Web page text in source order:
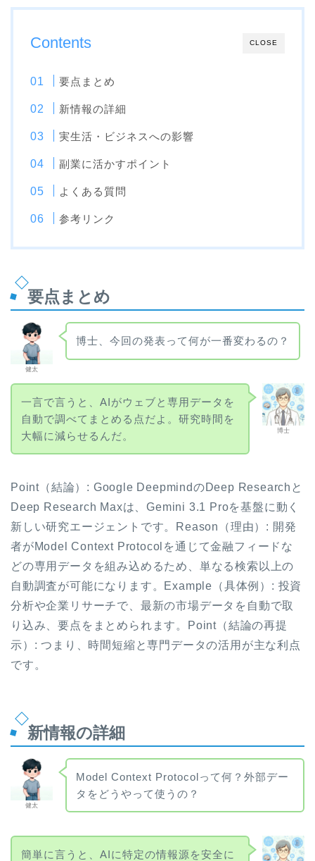
CLOSE
Contents
要点まとめ
新情報の詳細
実生活・ビジネスへの影響
副業に活かすポイント
よくある質問
参考リンク
要点まとめ
健太
博士、今回の発表って何が一番変わるの？
博士
一言で言うと、AIがウェブと専用データを
自動で調べてまとめる点だよ。研究時間を
大幅に減らせるんだ。
Point（結論）: Google DeepmindのDeep Researchと
Deep Research Maxは、Gemini 3.1 Proを基盤に動く
新しい研究エージェントです。Reason（理由）: 開発
者がModel Context Protocolを通じて金融フィードな
どの専用データを組み込めるため、単なる検索以上の
自動調査が可能になります。Example（具体例）: 投資
分析や企業リサーチで、最新の市場データを自動で取
り込み、要点をまとめられます。Point（結論の再提
示）: つまり、時間短縮と専門データの活用が主な利点
です。
新情報の詳細
健太
Model Context Protocolって何？外部デー
タをどうやって使うの？
簡単に言うと、AIに特定の情報源を安全に